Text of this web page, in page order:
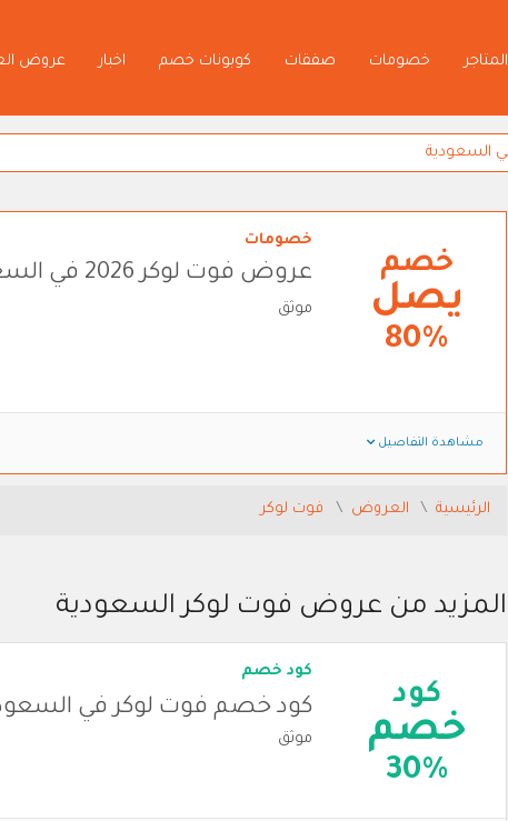
المتاجر خصومات صفقات كوبونات خصم اخبار عروض
خصم
يصل
80%
خصومات
عروض فوت لوكر 2026 في السعودية
موثق
مشاهدة التفاصيل
الرئيسية العروض فوت لوكر
المزيد من عروض فوت لوكر السعودية
كود
خصم
30%
كود خصم
كود خصم فوت لوكر في السعودية -
موثق